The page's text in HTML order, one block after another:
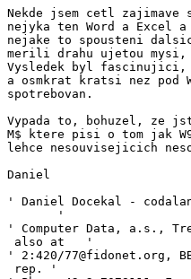
Nekde jsem cetl zajimave
nejyka ten Word a Excel
nejake to spousteni
merili drahu ujetou
Vysledek byl fascinujici,
a osmkrat kratsi nez pod
spotrebovan.
Vypada to, bohuzel, ze
M$ ktere pisi o tom jak
lehce nesouvisejicich
Daniel
' Daniel Docekal -
       '
' Computer Data, a.s.,
also at   '
' 2:420/77@fidonet.org,
rep. '